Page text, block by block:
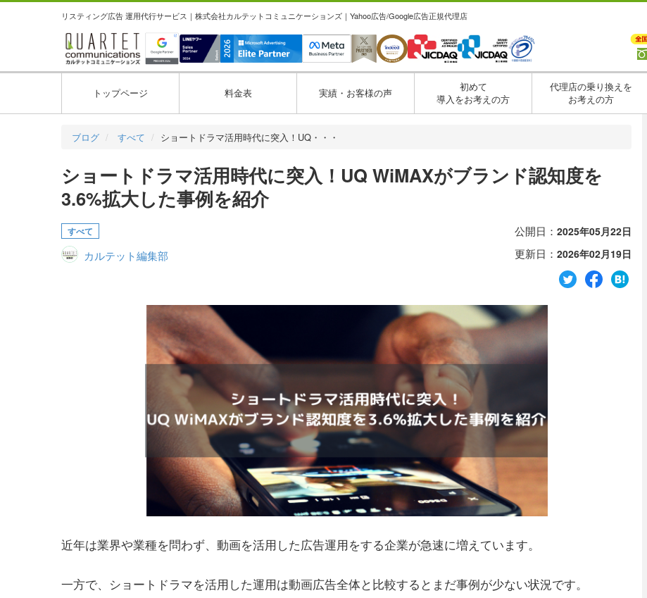
リスティング広告 運用代行サービス｜株式会社カルテットコミュニケーションズ｜Yahoo広告/Google広告正規代理店
トップページ 料金表 実績・お客様の声
初めて
導入をお考えの方
代理店の乗り換えを
お考えの方
ブログ すべて ショートドラマ活用時代に突入！UQ・・・
ショートドラマ活用時代に突入！UQ WiMAXがブランド認知度を
3.6%拡大した事例を紹介
すべて
カルテット編集部
公開日： 2025年05月22日
更新日： 2026年02月19日
近年は業界や業種を問わず、動画を活用した広告運用をする企業が急速に増えています。
一方で、ショートドラマを活用した運用は動画広告全体と比較するとまだ事例が少ない状況です。